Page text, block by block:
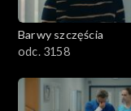
Barwy szczęścia
odc. 3158